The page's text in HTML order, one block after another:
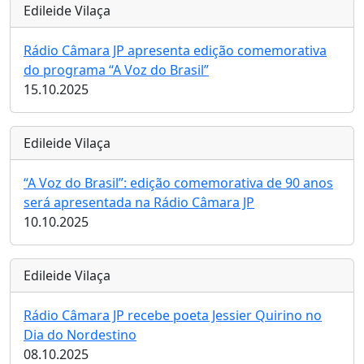
Edileide Vilaça
Rádio Câmara JP apresenta edição comemorativa
do programa “A Voz do Brasil”
15.10.2025
Edileide Vilaça
“A Voz do Brasil”: edição comemorativa de 90 anos
será apresentada na Rádio Câmara JP
10.10.2025
Edileide Vilaça
Rádio Câmara JP recebe poeta Jessier Quirino no
Dia do Nordestino
08.10.2025